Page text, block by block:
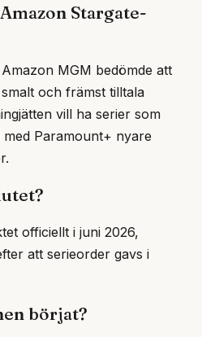
Stargate-
MGM bedömde att
och främst tilltala
vill ha serier som
Paramount+ nyare
officiellt i juni 2026,
att serieorder gavs i
börjat?